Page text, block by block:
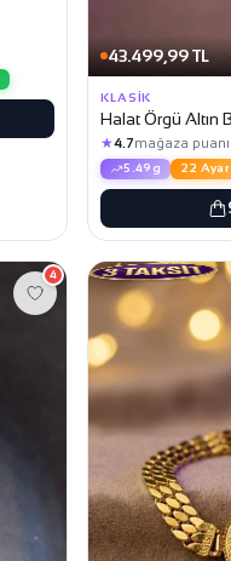
43.499,99 TL
KLASIK
Halat Örgü Altın
★4.7mağaza puanı
5.49g 22 Ayar
4